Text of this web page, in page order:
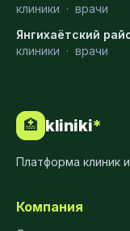
клиники · врачи
Янгихаётский
клиники · врачи
🏥 kliniki*
Платформа клиник
Компания